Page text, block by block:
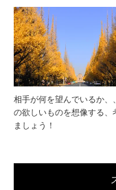
相手が何を望んでいるか、
の欲しいものを想像する、
ましょう！